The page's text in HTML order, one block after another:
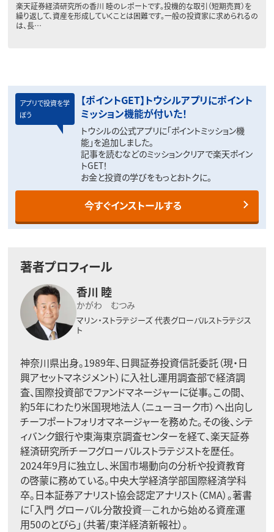
楽天証券経済研究所の香川 睦のレポートです。投機的な取引（短期売買）を
繰り返して、資産を形成していくことは困難です。一般の投資家に求められるの
は、長…
アプリで投資を学
ぼう
【ポイントGET】トウシルアプリにポイント
ミッション機能が付いた！
トウシルの公式アプリに「ポイントミッション機
能」を追加しました。
記事を読むなどのミッションクリアで楽天ポイン
トGET！
お金と投資の学びをもっとおトクに。
今すぐインストールする
著者プロフィール
香川 睦
かがわ むつみ
マリン・ストラテジーズ 代表グローバルストラテジス
ト
神奈川県出身。1989年、日興証券投資信託委託（現・日
興アセットマネジメント）に入社し運用調査部で経済調
査、国際投資部でファンドマネージャーに従事。この間、
約5年にわたり米国現地法人（ニューヨーク市）へ出向し
チーフポートフォリオマネージャーを務めた。その後、シテ
ィバンク銀行や東海東京調査センターを経て、楽天証券
経済研究所チーフグローバルストラテジストを歴任。
2024年9月に独立し、米国市場動向の分析や投資教育
の啓蒙に務めている。中央大学経済学部国際経済学科
卒。日本証券アナリスト協会認定アナリスト（CMA）。著書
に「入門 グローバル分散投資―これから始める資産運
用50のとびら」（共著/東洋経済新報社）。